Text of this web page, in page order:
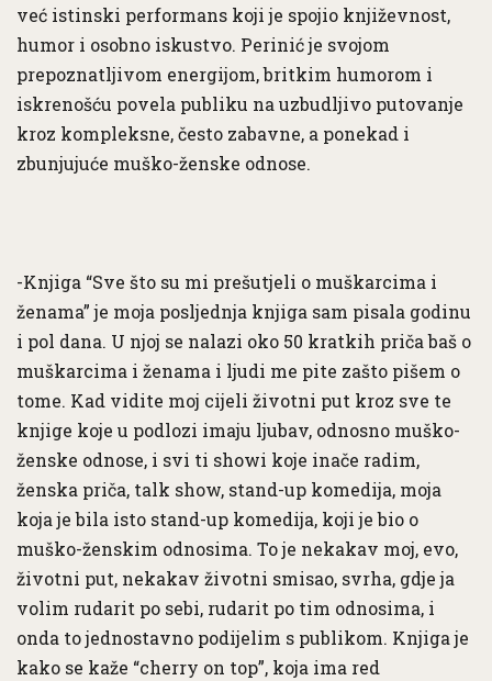
već istinski performans koji je spojio književnost,
humor i osobno iskustvo. Perinić je svojom
prepoznatljivom energijom, britkim humorom i
iskrenošću povela publiku na uzbudljivo putovanje
kroz kompleksne, često zabavne, a ponekad i
zbunjujuće muško-ženske odnose.
-Knjiga “Sve što su mi prešutjeli o muškarcima i
ženama” je moja posljednja knjiga sam pisala godinu
i pol dana. U njoj se nalazi oko 50 kratkih priča baš o
muškarcima i ženama i ljudi me pite zašto pišem o
tome. Kad vidite moj cijeli životni put kroz sve te
knjige koje u podlozi imaju ljubav, odnosno muško-
ženske odnose, i svi ti showi koje inače radim,
ženska priča, talk show, stand-up komedija, moja
koja je bila isto stand-up komedija, koji je bio o
muško-ženskim odnosima. To je nekakav moj, evo,
životni put, nekakav životni smisao, svrha, gdje ja
volim rudarit po sebi, rudarit po tim odnosima, i
onda to jednostavno podijelim s publikom. Knjiga je
kako se kaže “cherry on top”, koja ima red